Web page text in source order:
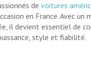
de voitures
en France. Avec un
il devient essentiel de
style et fiabilité.